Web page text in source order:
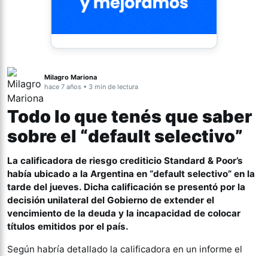
Milagro Mariona
hace 7 años • 3 min de lectura
Todo lo que tenés que saber
sobre el “default selectivo”
La calificadora de riesgo crediticio Standard & Poor’s
había ubicado a la Argentina en “default selectivo” en la
tarde del jueves. Dicha calificación se presentó por la
decisión unilateral del Gobierno de extender el
vencimiento de la deuda y la incapacidad de colocar
títulos emitidos por el país.
Según habría detallado la calificadora en un informe el